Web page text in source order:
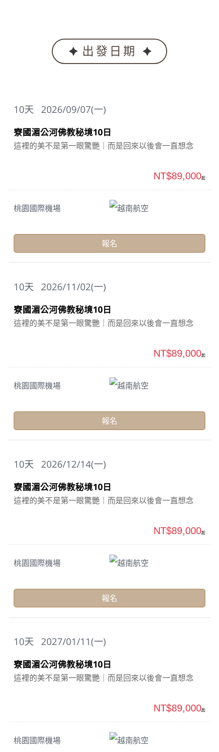
出發日期
2026/09/07(一)
10天
寮國湄公河佛教秘境10日
這裡的美不是第一眼驚艷｜而是回來以後會一直想念
桃園國際機場 越南航空
NT$89,000起
報名
2026/11/02(一)
10天
寮國湄公河佛教秘境10日
這裡的美不是第一眼驚艷｜而是回來以後會一直想念
桃園國際機場 越南航空
NT$89,000起
報名
2026/12/14(一)
10天
寮國湄公河佛教秘境10日
這裡的美不是第一眼驚艷｜而是回來以後會一直想念
桃園國際機場 越南航空
NT$89,000起
報名
2027/01/11(一)
10天
寮國湄公河佛教秘境10日
這裡的美不是第一眼驚艷｜而是回來以後會一直想念
桃園國際機場 越南航空
NT$89,000起